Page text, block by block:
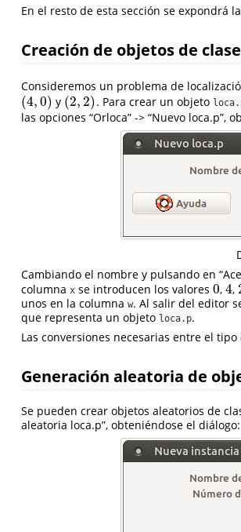
En el resto de esta sección se expondrá
Creación de objetos de
Consideremos un problema de
(4,0)
(4,0 ) y (2, 2)
(2,2 ) . Para crear un objeto
las opciones “Orloca” -> “Nuevo loca.p”,
Cambiando el nombre y pulsando en
columna x se introducen los valores 0
0, 4
4,
unos en la columna w. Al salir del editor
que representa un objeto loca.p.
Las conversiones necesarias entre el tipo
Generación aleatoria de
Se pueden crear objetos aleatorios de
aleatoria loca.p”, obteniéndose el diálogo: